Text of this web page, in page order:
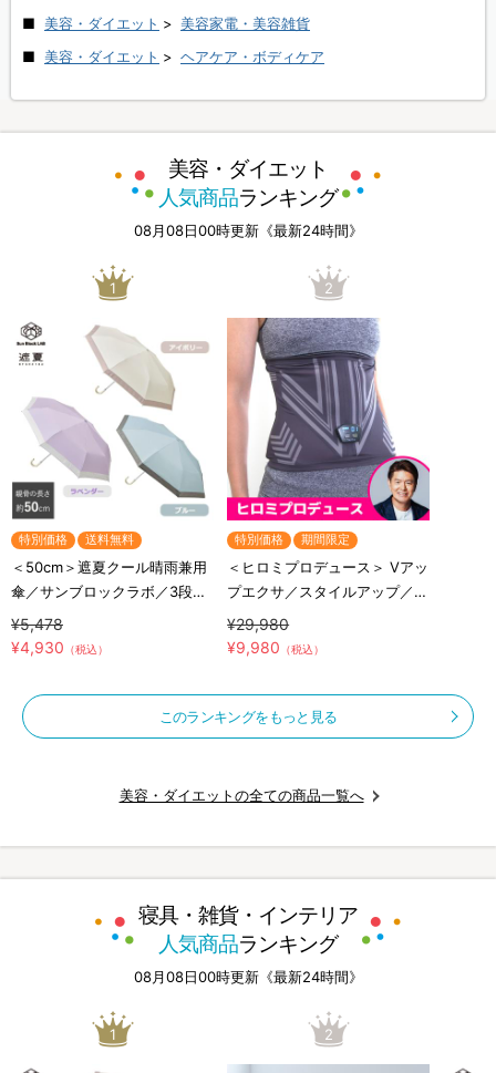
美容・ダイエット > 美容家電・美容雑貨
美容・ダイエット > ヘアケア・ボディケア
美容・ダイエット
人気商品ランキング
08月08日00時更新《最新24時間》
1
特別価格 送料無料
＜50cm＞遮夏クール晴雨兼用
傘／サンブロックラボ／3段コ
ンパクト
¥5,478
¥4,930 （税込）
2
特別価格 期間限定
＜ヒロミプロデュース＞ Vアッ
プエクサ／スタイルアップ／お
腹EMS
¥29,980
¥9,980 （税込）
このランキングをもっと見る
美容・ダイエットの全ての商品一覧へ
寝具・雑貨・インテリア
人気商品ランキング
08月08日00時更新《最新24時間》
1 2